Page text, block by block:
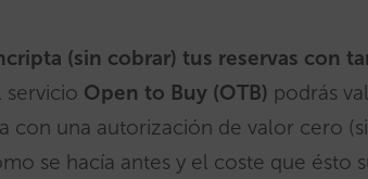
(sin cobrar) tus reservas con
servicio Open to Buy (OTB) podrás
con una autorización de valor cero
se hacía antes y el coste que ésto